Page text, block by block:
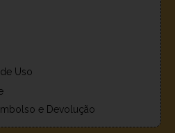
Uso
e Devolução